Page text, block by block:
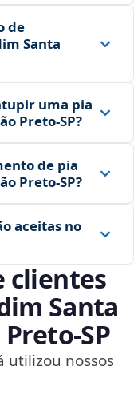
de
Santa
uma pia
Preto‑SP?
de pia
Preto‑SP?
aceitas no
clientes
Santa
utilizou nossos